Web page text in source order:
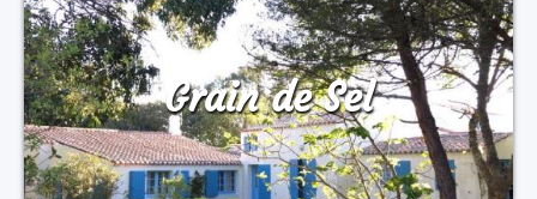
Grain de Sel